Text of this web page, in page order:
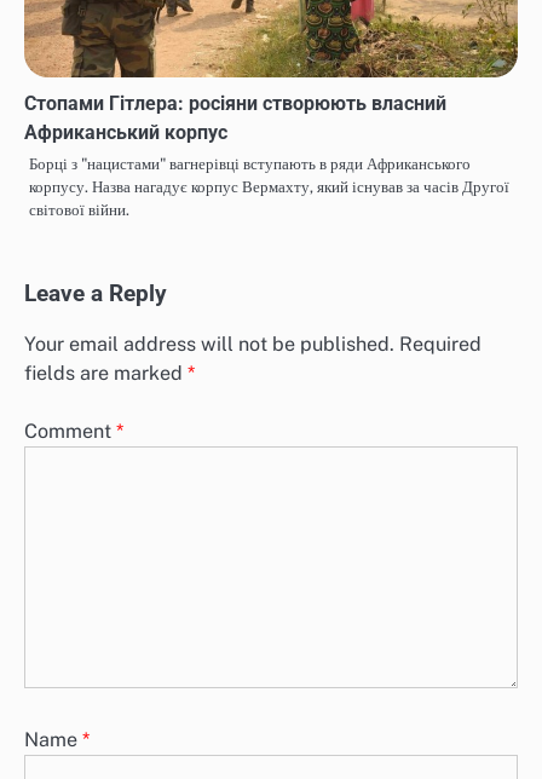
Стопами Гітлера: росіяни створюють власний
Африканський корпус
Борці з "нацистами" вагнерівці вступають в ряди Африканського
корпусу. Назва нагадує корпус Вермахту, який існував за часів Другої
світової війни.
Leave a Reply
Your email address will not be published. Required
fields are marked *
Comment *
Name *